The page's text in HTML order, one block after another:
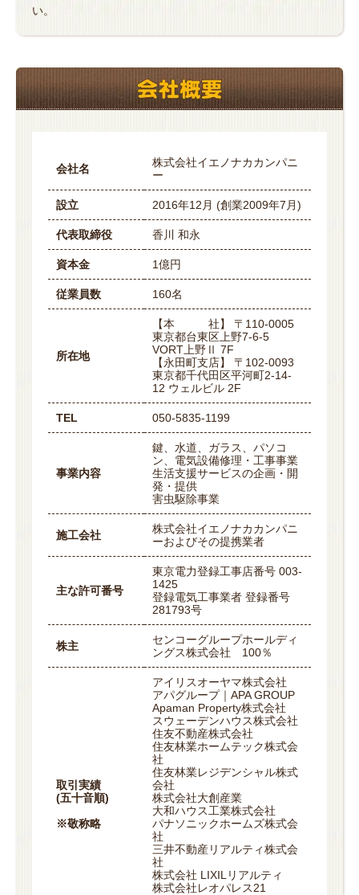
い。
会社名
株式会社イエノナカカンパニ
ー
設立 2016年12月 (創業2009年7月)
代表取締役 香川 和永
資本金 1億円
従業員数 160名
所在地
【本 社】 〒110-0005
東京都台東区上野7-6-5
VORT上野Ⅱ 7F
【永田町支店】 〒102-0093
東京都千代田区平河町2-14-
12 ウェルビル 2F
TEL 050-5835-1199
事業内容
鍵、水道、ガラス、パソコ
ン、電気設備修理・工事事業
生活支援サービスの企画・開
発・提供
害虫駆除事業
施工会社
株式会社イエノナカカンパニ
ーおよびその提携業者
主な許可番号
東京電力登録工事店番号 003-
1425
登録電気工事業者 登録番号
281793号
株主
センコーグループホールディ
ングス株式会社 100％
取引実績
(五十音順)
※敬称略
アイリスオーヤマ株式会社
アパグループ｜APA GROUP
Apaman Property株式会社
スウェーデンハウス株式会社
住友不動産株式会社
住友林業ホームテック株式会
社
住友林業レジデンシャル株式
会社
株式会社大創産業
大和ハウス工業株式会社
パナソニックホームズ株式会
社
三井不動産リアルティ株式会
社
株式会社 LIXILリアルティ
株式会社レオパレス21